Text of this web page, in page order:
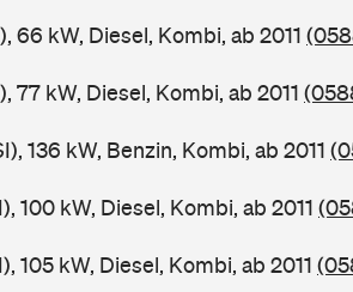
66 kW, Diesel, Kombi, ab 2011
77 kW, Diesel, Kombi, ab 2011
136 kW, Benzin, Kombi, ab 2011
100 kW, Diesel, Kombi, ab 2011
105 kW, Diesel, Kombi, ab 2011